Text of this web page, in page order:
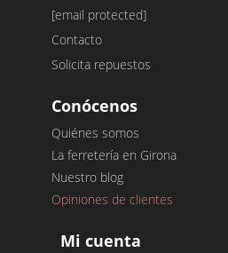
[email protected]
Contacto
Solicita repuestos
Conócenos
Quiénes somos
La ferretería en Girona
Nuestro blog
Opiniones de clientes
Mi cuenta